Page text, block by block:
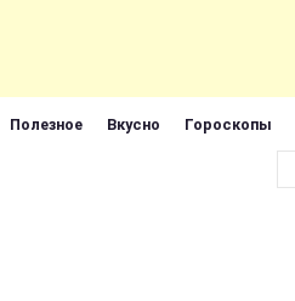
Полезное Вкусно Гороскопы